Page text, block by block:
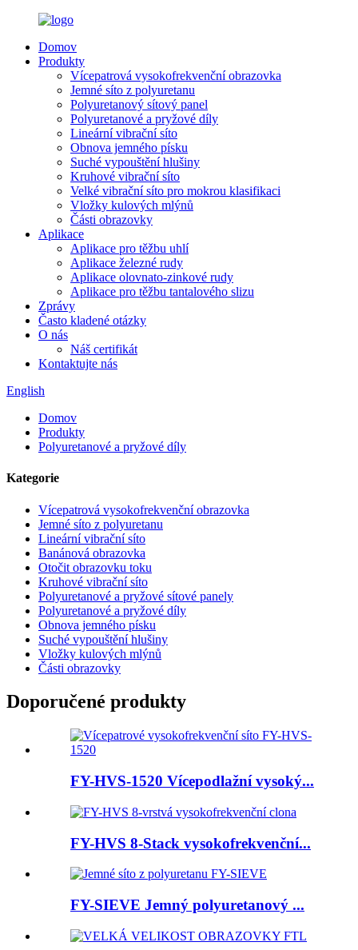
Domov
Produkty
Vícepatrová vysokofrekvenční obrazovka
Jemné síto z polyuretanu
Polyuretanový sítový panel
Polyuretanové a pryžové díly
Lineární vibrační síto
Obnova jemného písku
Suché vypouštění hlušiny
Kruhové vibrační síto
Velké vibrační síto pro mokrou klasifikaci
Vložky kulových mlýnů
Části obrazovky
Aplikace
Aplikace pro těžbu uhlí
Aplikace železné rudy
Aplikace olovnato-zinkové rudy
Aplikace pro těžbu tantalového slizu
Zprávy
Často kladené otázky
O nás
Náš certifikát
Kontaktujte nás
English
Domov
Produkty
Polyuretanové a pryžové díly
Kategorie
Vícepatrová vysokofrekvenční obrazovka
Jemné síto z polyuretanu
Lineární vibrační síto
Banánová obrazovka
Otočit obrazovku toku
Kruhové vibrační síto
Polyuretanové a pryžové sítové panely
Polyuretanové a pryžové díly
Obnova jemného písku
Suché vypouštění hlušiny
Vložky kulových mlýnů
Části obrazovky
Doporučené produkty
FY-HVS-1520 Vícepodlažní vysoký...
FY-HVS 8-Stack vysokofrekvenční...
FY-SIEVE Jemný polyuretanový ...